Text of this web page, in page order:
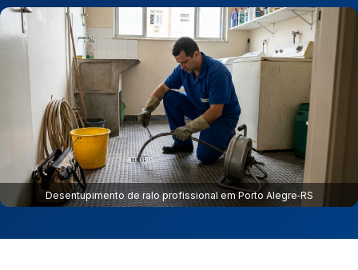
Desentupimento de ralo profissional em Porto Alegre‑RS